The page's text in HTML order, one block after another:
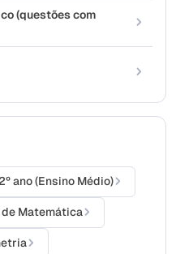
(questões com
2º ano (Ensino Médio)
Matemática